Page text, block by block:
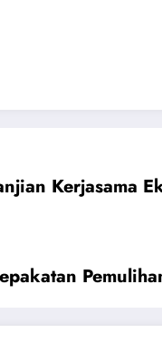
Kerjasama